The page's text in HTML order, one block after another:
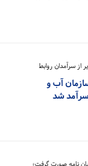
سرآمدان روابط
آب و
شد
نامه صورت گرفت؛